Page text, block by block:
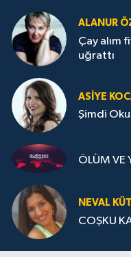
ALANUR
Çay alım
uğrattı
ASIYE
Şimdi
ÖLÜM VE
NEVAL
COŞKU